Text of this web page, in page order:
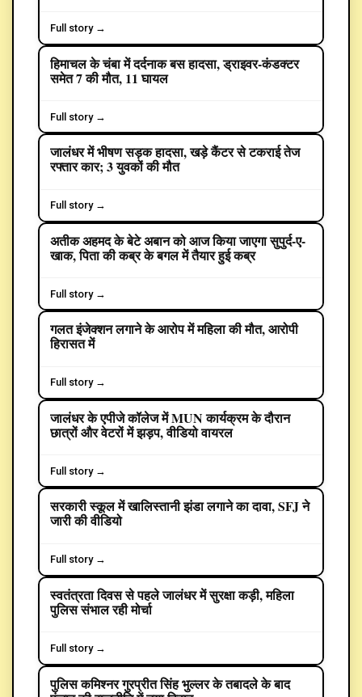
Full story →
हिमाचल के चंबा में दर्दनाक बस हादसा, ड्राइवर-कंडक्टर
समेत 7 की मौत, 11 घायल
Full story →
CRIME
जालंधर में भीषण सड़क हादसा, खड़े कैंटर से टकराई तेज
रफ्तार कार; 3 युवकों की मौत
Full story →
CRIME
अतीक अहमद के बेटे अबान को आज किया जाएगा सुपुर्द-ए-
खाक, पिता की कब्र के बगल में तैयार हुई कब्र
Full story →
CRIME
गलत इंजेक्शन लगाने के आरोप में महिला की मौत, आरोपी
हिरासत में
Full story →
EDUCATION
जालंधर के एपीजे कॉलेज में MUN कार्यक्रम के दौरान
छात्रों और वेटरों में झड़प, वीडियो वायरल
Full story →
CRIME
सरकारी स्कूल में खालिस्तानी झंडा लगाने का दावा, SFJ ने
जारी की वीडियो
Full story →
POLITICS
स्वतंत्रता दिवस से पहले जालंधर में सुरक्षा कड़ी, महिला
पुलिस संभाल रही मोर्चा
Full story →
POLITICS
पुलिस कमिश्नर गुरप्रीत सिंह भुल्लर के तबादले के बाद